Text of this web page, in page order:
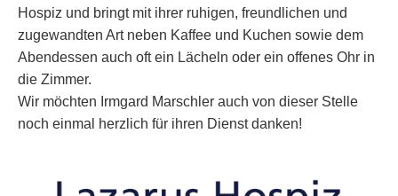
Hospiz und bringt mit ihrer ruhigen, freundlichen und
zugewandten Art neben Kaffee und Kuchen sowie dem
Abendessen auch oft ein Lächeln oder ein offenes Ohr in
die Zimmer.
Wir möchten Irmgard Marschler auch von dieser Stelle
noch einmal herzlich für ihren Dienst danken!